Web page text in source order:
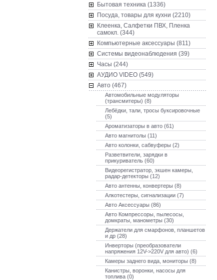
Бытовая техника (1336)
Посуда, товары для кухни (2210)
Клеенка, Салфетки ПВХ, Пленка
самокл. (344)
Компьютерные аксессуары (811)
Системы видеонаблюдения (39)
Часы (244)
AУДИО VIDEO (549)
Авто (467)
Автомобильные модуляторы
(трансмитеры) (8)
Лебёдки, тали, тросы буксировочные
(5)
Ароматизаторы в авто (61)
Авто магнитолы (11)
Авто колонки, сабвуферы (2)
Разветвители, зарядки в
прикуриватель (60)
Видеорегистратор, экшен камеры,
радар-детекторы (12)
Авто антенны, конвертеры (8)
Алкотестеры, сигнализации (7)
Авто Аксессуары (86)
Авто Компрессоры, пылесосы,
домкраты, манометры (30)
Держатели для смарфонов, планшетов
и др (28)
Инверторы (преобразователи
напряжения 12V->220V для авто) (6)
Камеры заднего вида, мониторы (8)
Канистры, воронки, насосы для
топлива (0)